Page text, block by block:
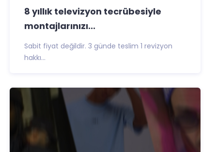
8 yıllık televizyon tecrübesiyle
montajlarınızı...
Sabit fiyat değildir. 3 günde teslim 1 revizyon
hakkı...